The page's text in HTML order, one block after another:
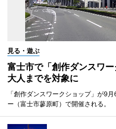
見る・遊ぶ
富士市で「創作ダンスワ
大人までを対象に
「創作ダンスワークショップ」が9
ー（富士市蓼原町）で開催される。